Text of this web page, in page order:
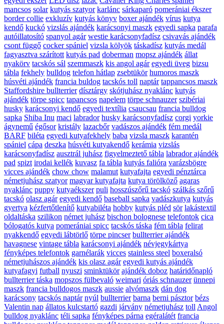
mancsos solar kutyás szatyor karlánc sárkaparó pomerániai ékszer
border collie exkluzív kutyás könyv boxer ajándék vírus kutya
kendő kuckó vizslás ajándék karácsonyi maszk egyedi sapka parafa
autóillatosító spanyol agár westie karácsonyfadísz csivavás ajándék
csont függő cocker spániel vizsla kölyök táskadísz kutyás medál
fagyasztva szárított kutyás pad doberman mopsz ajándék állat
nyakörv tacskós sál szemmaszk kis angol agár egyedi üveg bizsu
tábla fekhely bulldog telefon hátlap zsebtükör humoros maszk
húsvéti ajándék francia buldog tacskós toll naptár tappancsos maszk
Staffordshire bullterrier dísztárgy skótjuhász nyaklánc kutyás
ajándék törpe spicc tapancsos napelem törpe schnauzer szibériai
husky karácsonyi kendő egyedi textília csaucsau francia bulldog
sapka Shiba Inu maci labrador husky karácsonyfadísz corgi yorkie
ágynemű égősor kristály lazacbőr vadászos ajándék fém medál
BARF biléta egyedi kutyafekhely baba vizsla maszk karantén
spániel cápa deszka húsvéti kutyakendő kerámia vizslás
karácsonyfadísz ausztrál juhász figyelmeztető tábla labrador ajándék
pad spizt irodai kellék kuvasz fa tábla kutyás falióra varázsbögre
vicces ajándék chow chow malamut kutyafajta egyedi pénztárca
németjuhász szatyor magyar kutyafajta kutya törölköző agaras
nyaklánc puppy kutyaékszer puli hosszúszőrű tacskó szálkás szőrű
tacskó olasz agár egyedi kendő baseball sapka vadászkutya kutyás
gyertya kézfertőtlenítő kutyabiléta hobby kutyás pléd sör lakástextil
oldaltáska szilikon német juhász bischon bolognese telefontok cica
bólogatós kutya pomerániai spicc tacskós táska fém tábla felirat
nyakkendő egyedi lábtörlő törpe pincser bullterrier ajándék
havagnese vintage tábla karácsonyi ajándék névjegykártya
fényképes telefontok garnélarák vicces stainless steel boxeralsó
németjuhászos ajándék kis olasz agár egyedi kutyás ajándék
kutyafagyi futball nyuszi sminktükör ajándék doboz határidőnapló
bullterrier táska mopszos fülbevaló weimari óriás schnauzer ünnepi
maszk francia bulldogos maszk aussie alvómaszk dán dog
karácsony tacskós naptár nyúl bullterrier barna berni pásztor bézs
Valentin nap állatos kulcstartó gazdi járvány németjuhász toll Angol
bulldog nyaklánc téli sapka fényképes párna egéralátét francia